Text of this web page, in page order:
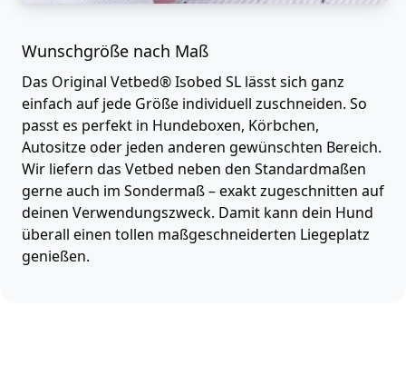
Wunschgröße nach Maß
Das Original Vetbed® Isobed SL lässt sich ganz
einfach auf jede Größe individuell zuschneiden. So
passt es perfekt in Hundeboxen, Körbchen,
Autositze oder jeden anderen gewünschten Bereich.
Wir liefern das Vetbed neben den Standardmaßen
gerne auch im Sondermaß – exakt zugeschnitten auf
deinen Verwendungszweck. Damit kann dein Hund
überall einen tollen maßgeschneiderten Liegeplatz
genießen.